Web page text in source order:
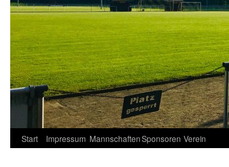
Springe
Start Impressum MannschaftenSponsoren Verein